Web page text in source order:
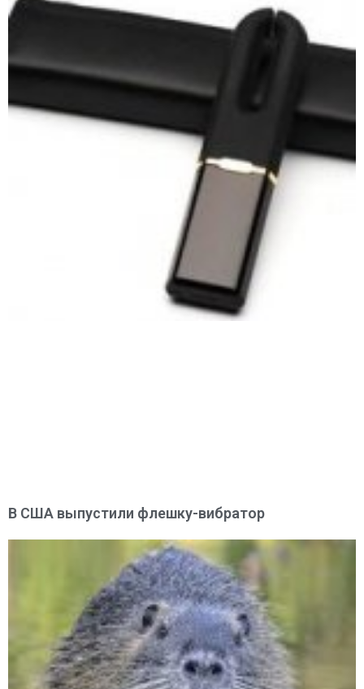
В США выпустили флешку-вибратор